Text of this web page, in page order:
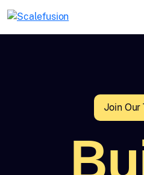
Join Our